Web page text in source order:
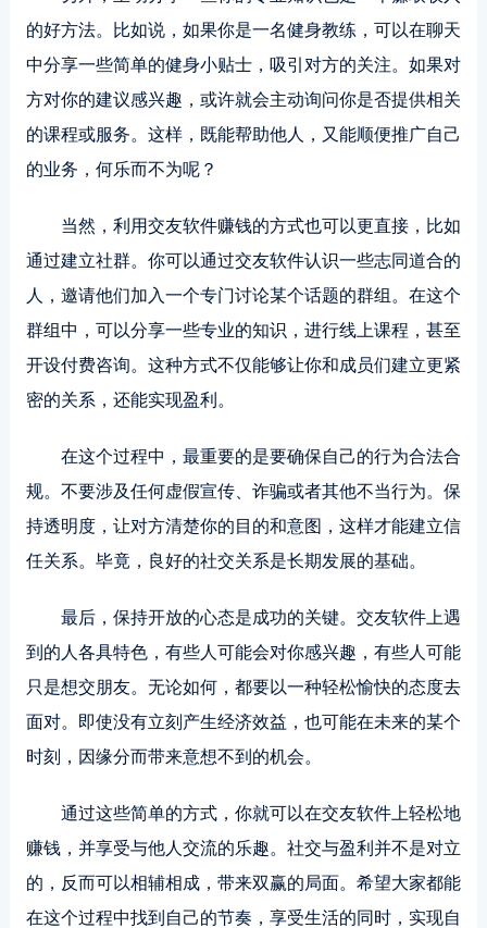
的好方法。比如说，如果你是一名健身教练，可以在聊天
中分享一些简单的健身小贴士，吸引对方的关注。如果对
方对你的建议感兴趣，或许就会主动询问你是否提供相关
的课程或服务。这样，既能帮助他人，又能顺便推广自己
的业务，何乐而不为呢？
当然，利用交友软件赚钱的方式也可以更直接，比如
通过建立社群。你可以通过交友软件认识一些志同道合的
人，邀请他们加入一个专门讨论某个话题的群组。在这个
群组中，可以分享一些专业的知识，进行线上课程，甚至
开设付费咨询。这种方式不仅能够让你和成员们建立更紧
密的关系，还能实现盈利。
在这个过程中，最重要的是要确保自己的行为合法合
规。不要涉及任何虚假宣传、诈骗或者其他不当行为。保
持透明度，让对方清楚你的目的和意图，这样才能建立信
任关系。毕竟，良好的社交关系是长期发展的基础。
最后，保持开放的心态是成功的关键。交友软件上遇
到的人各具特色，有些人可能会对你感兴趣，有些人可能
只是想交朋友。无论如何，都要以一种轻松愉快的态度去
面对。即使没有立刻产生经济效益，也可能在未来的某个
时刻，因缘分而带来意想不到的机会。
通过这些简单的方式，你就可以在交友软件上轻松地
赚钱，并享受与他人交流的乐趣。社交与盈利并不是对立
的，反而可以相辅相成，带来双赢的局面。希望大家都能
在这个过程中找到自己的节奏，享受生活的同时，实现自